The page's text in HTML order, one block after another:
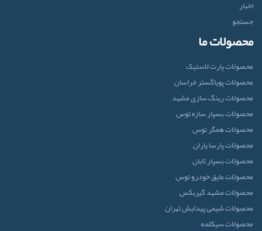
اخبار
جستجو
محصولات ما
محصولات پارت لاستیک
محصولات پویاگستر خراسان
محصولات رینگ سازی مشهد
محصولات بسپار سازه توس
محصولات همگر توس
محصولات پارسا یاران
محصولات بسپار تابان
محصولات عایق خودرو توس
محصولات مشهد گیربکس
محصولات شیمی پیدایش تهران
محصولات سیکلمه